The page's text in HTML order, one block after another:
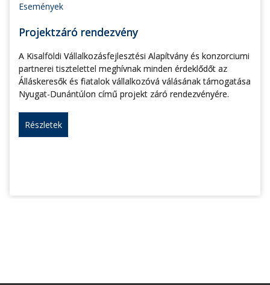
Események
Projektzáró rendezvény
A Kisalföldi Vállalkozásfejlesztési Alapítvány és konzorciumi
partnerei tisztelettel meghívnak minden érdeklődőt az
Álláskeresők és fiatalok vállalkozóvá válásának támogatása
Nyugat-Dunántúlon című projekt záró rendezvényére.
Részletek